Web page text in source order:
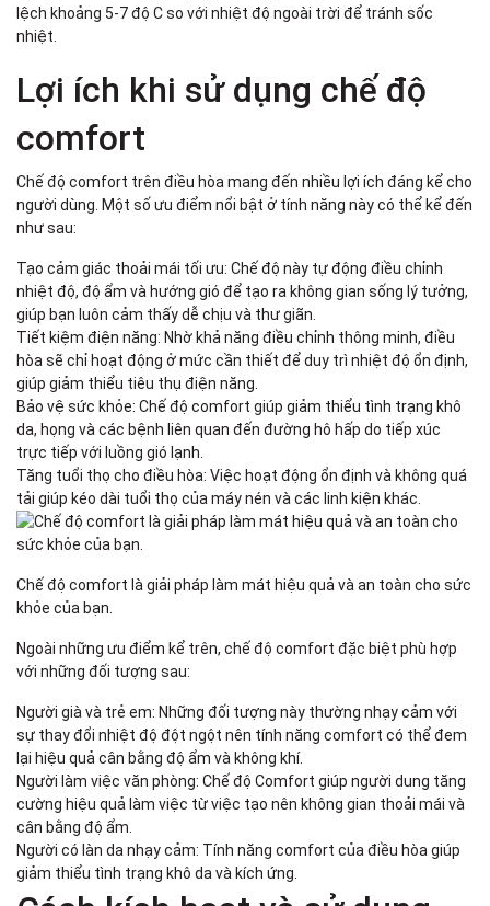
lệch khoảng 5-7 độ C so với nhiệt độ ngoài trời để tránh sốc
nhiệt.
Lợi ích khi sử dụng chế độ
comfort
Chế độ comfort trên điều hòa mang đến nhiều lợi ích đáng kể cho
người dùng. Một số ưu điểm nổi bật ở tính năng này có thể kể đến
như sau:
Tạo cảm giác thoải mái tối ưu: Chế độ này tự động điều chỉnh
nhiệt độ, độ ẩm và hướng gió để tạo ra không gian sống lý tưởng,
giúp bạn luôn cảm thấy dễ chịu và thư giãn.
Tiết kiệm điện năng: Nhờ khả năng điều chỉnh thông minh, điều
hòa sẽ chỉ hoạt động ở mức cần thiết để duy trì nhiệt độ ổn định,
giúp giảm thiểu tiêu thụ điện năng.
Bảo vệ sức khỏe: Chế độ comfort giúp giảm thiểu tình trạng khô
da, họng và các bệnh liên quan đến đường hô hấp do tiếp xúc
trực tiếp với luồng gió lạnh.
Tăng tuổi thọ cho điều hòa: Việc hoạt động ổn định và không quá
tải giúp kéo dài tuổi thọ của máy nén và các linh kiện khác.
Chế độ comfort là giải pháp làm mát hiệu quả và an toàn cho sức
khỏe của bạn.
Ngoài những ưu điểm kể trên, chế độ comfort đặc biệt phù hợp
với những đối tượng sau:
Người già và trẻ em: Những đối tượng này thường nhạy cảm với
sự thay đổi nhiệt độ đột ngột nên tính năng comfort có thể đem
lại hiệu quả cân bằng độ ẩm và không khí.
Người làm việc văn phòng: Chế độ Comfort giúp người dung tăng
cường hiệu quả làm việc từ việc tạo nên không gian thoải mái và
cân bằng độ ẩm.
Người có làn da nhạy cảm: Tính năng comfort của điều hòa giúp
giảm thiểu tình trạng khô da và kích ứng.